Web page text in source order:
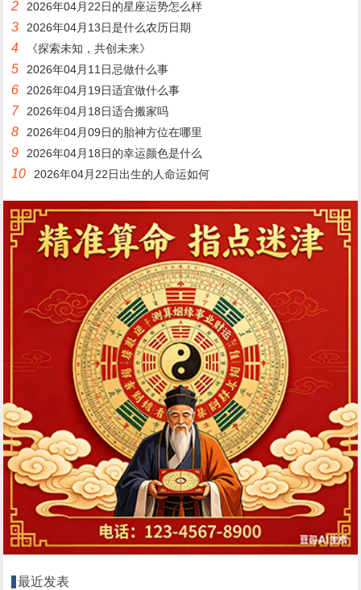
2 2026年04月22日的星座运势怎么样
3 2026年04月13日是什么农历日期
4 《探索未知，共创未来》
5 2026年04月11日忌做什么事
6 2026年04月19日适宜做什么事
7 2026年04月18日适合搬家吗
8 2026年04月09日的胎神方位在哪里
9 2026年04月18日的幸运颜色是什么
10 2026年04月22日出生的人命运如何
最近发表